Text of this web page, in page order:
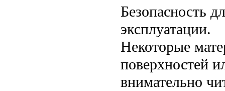
Безопасность
эксплуатации.
Некоторые
поверхностей
внимательно